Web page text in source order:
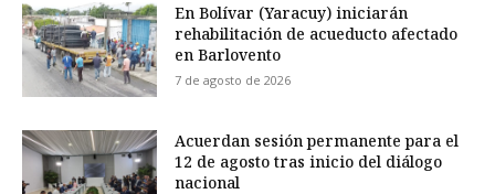
En Bolívar (Yaracuy) iniciarán
rehabilitación de acueducto afectado
en Barlovento
7 de agosto de 2026
Acuerdan sesión permanente para el
12 de agosto tras inicio del diálogo
nacional